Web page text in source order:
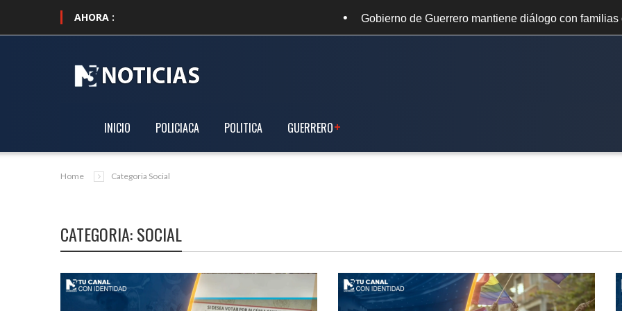
AHORA : Gobierno de Guerrero mantiene diálogo con familias de los 43 • TX
INICIO POLICIACA POLITICA GUERRERO
Home Categoria Social
CATEGORIA: SOCIAL